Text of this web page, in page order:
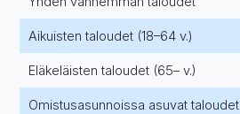
Aikuisten taloudet (18–64 v.)
Eläkeläisten taloudet (65– v.)
Omistusasunnoissa asuvat taloudet